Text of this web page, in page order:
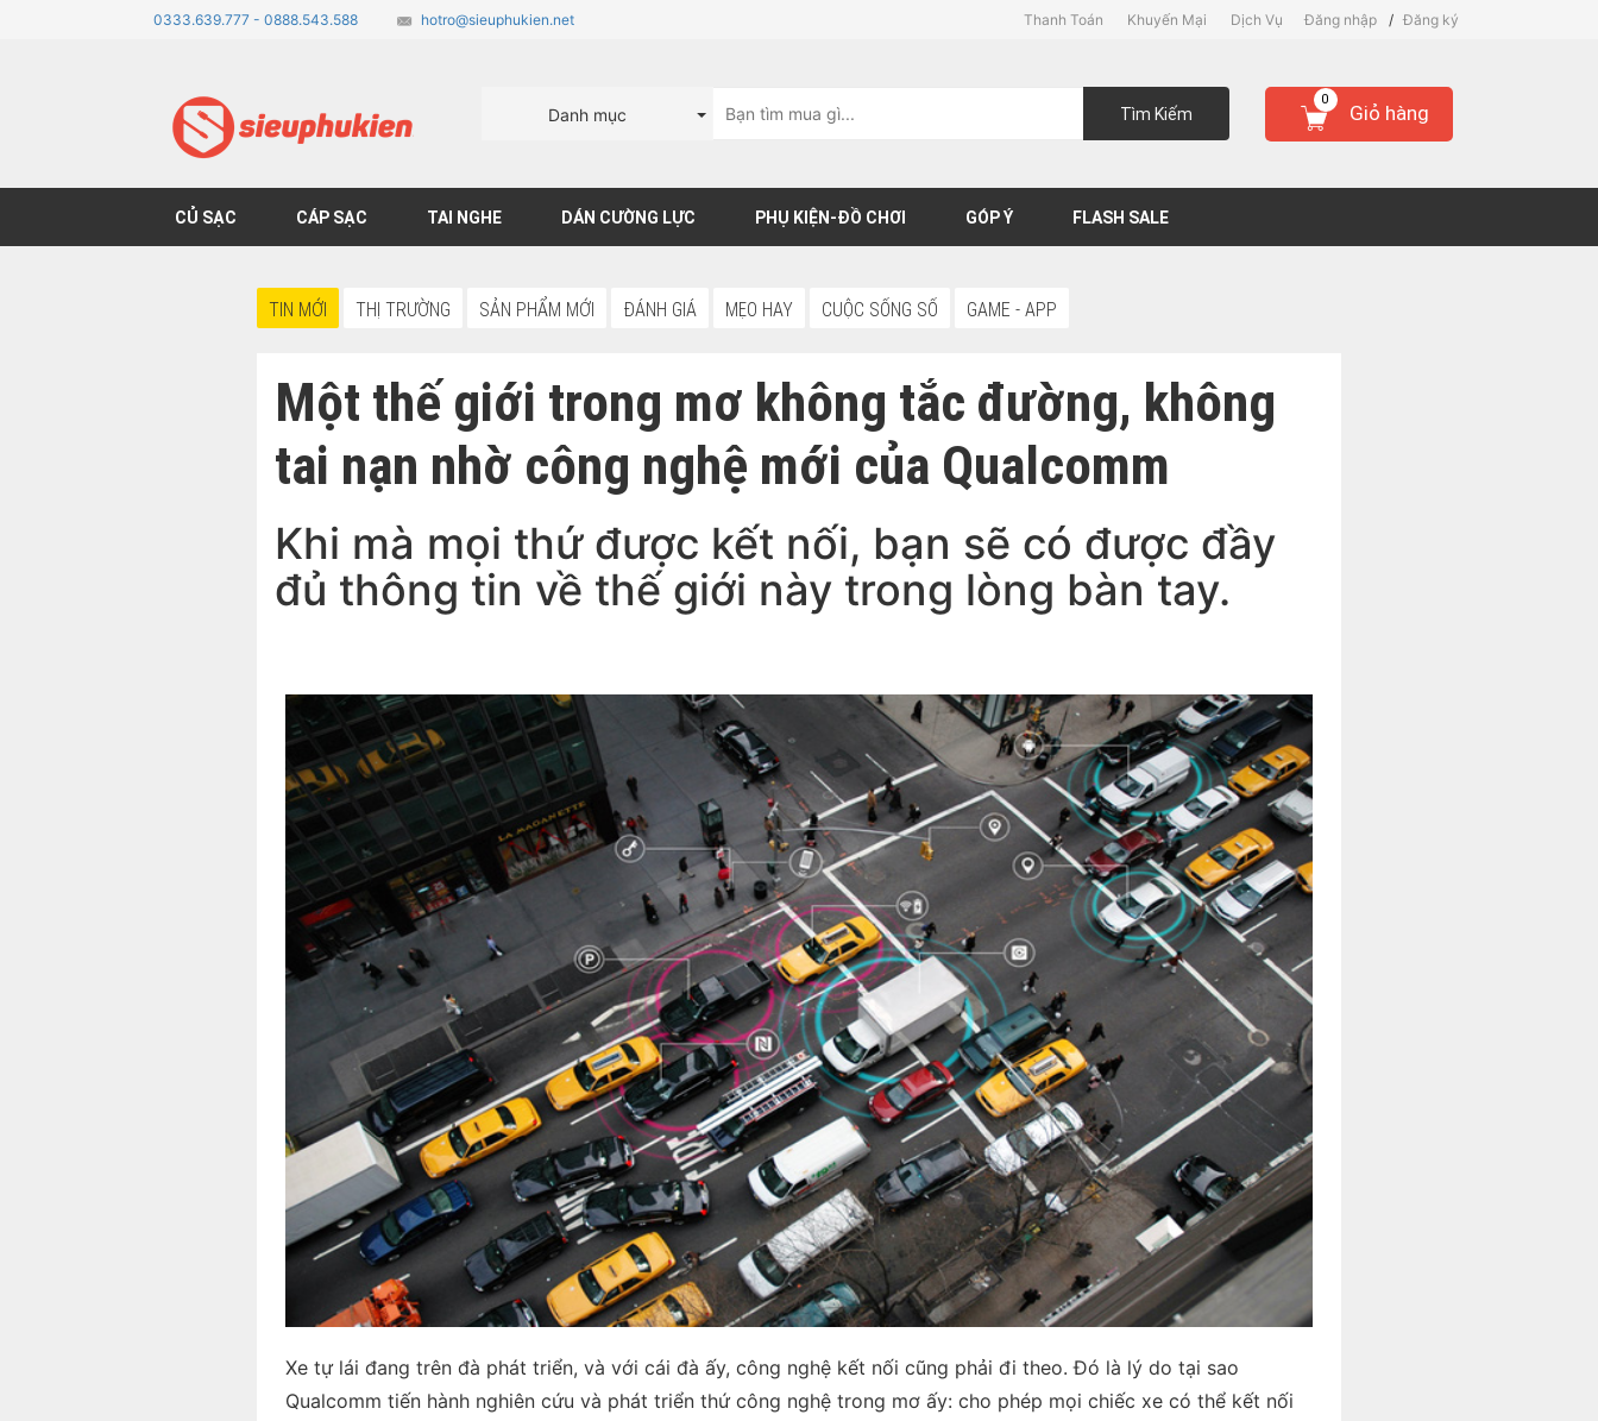
0333.639.777 - 0888.543.588 hotro@sieuphukien.net Đăng nhập / Đăng ký
Thanh Toán Khuyến Mại Dịch Vụ
Danh mục Tìm Kiếm Giỏ hàng
0
CỦ SẠC CÁP SẠC TAI NGHE DÁN CƯỜNG LỰC PHỤ KIỆN-ĐỒ CHƠI GÓP Ý FLASH SALE
TIN MỚI THỊ TRƯỜNG SẢN PHẨM MỚI ĐÁNH GIÁ MẸO HAY CUỘC SỐNG SỐ GAME - APP
Một thế giới trong mơ không tắc đường, không
tai nạn nhờ công nghệ mới của Qualcomm
Khi mà mọi thứ được kết nối, bạn sẽ có được đầy
đủ thông tin về thế giới này trong lòng bàn tay.
Xe tự lái đang trên đà phát triển, và với cái đà ấy, công nghệ kết nối cũng phải đi theo. Đó là lý do tại sao
Qualcomm tiến hành nghiên cứu và phát triển thứ công nghệ trong mơ ấy: cho phép mọi chiếc xe có thể kết nối